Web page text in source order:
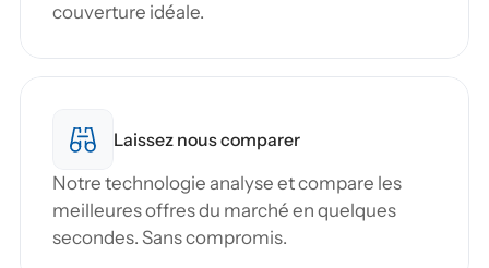
couverture idéale.
Laissez nous comparer
Notre technologie analyse et compare les
meilleures offres du marché en quelques
secondes. Sans compromis.